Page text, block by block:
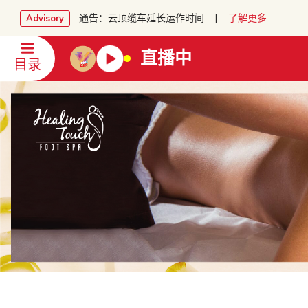
Advisory 通告：云顶缆车延长运作时间 | 了解更多
目录 直播中